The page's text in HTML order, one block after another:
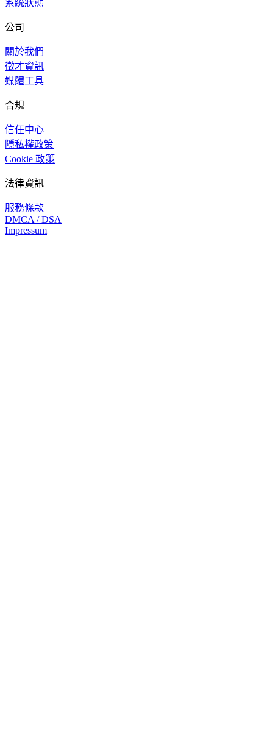
系統狀態
公司
關於我們
徵才資訊
媒體工具
合規
信任中心
隱私權政策
Cookie 政策
法律資訊
服務條款
DMCA / DSA
Impressum